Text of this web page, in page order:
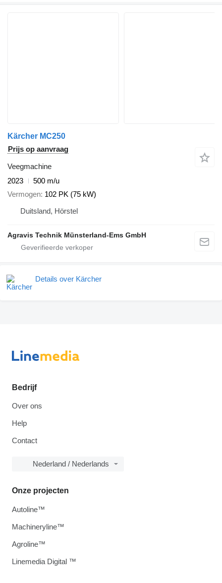
Kärcher MC250
Prijs op aanvraag
Veegmachine
2023
500 m/u
Vermogen 102 PK (75 kW)
Duitsland, Hörstel
Agravis Technik Münsterland-Ems GmbH
Details over Kärcher
Bedrijf
Over ons
Help
Contact
Nederland / Nederlands
Onze projecten
Autoline™
Machineryline™
Agroline™
Linemedia Digital ™